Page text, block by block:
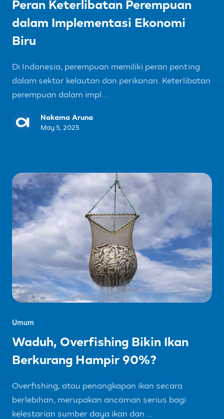
Peran Keterlibatan Perempuan
dalam Implementasi Ekonomi
Biru
Di Indonesia, perempuan memiliki peran penting
dalam sektor kelautan dan perikanan. Keterlibatan
perempuan dalam impl...
Nakama Aruna
May 5, 2025
Umum
Waduh, Overfishing Bikin Ikan
Berkurang Hampir 90%?
Overfishing, atau penangkapan ikan secara
berlebihan, merupakan ancaman serius bagi
kelestarian sumber daya ikan dan ...